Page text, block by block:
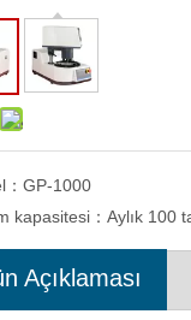
rockwell sertlik test
GP-1000
kapasitesi： Aylık 100
Açıklaması